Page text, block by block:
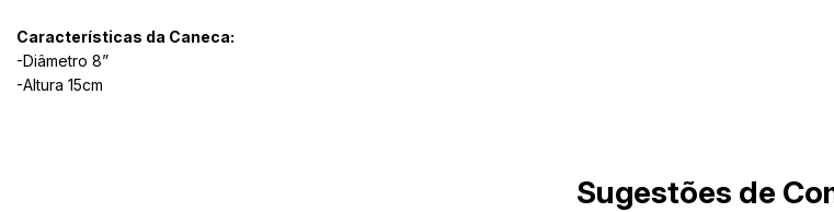
Características da Caneca:
-Diâmetro 8”
-Altura 15cm
Sugestões de